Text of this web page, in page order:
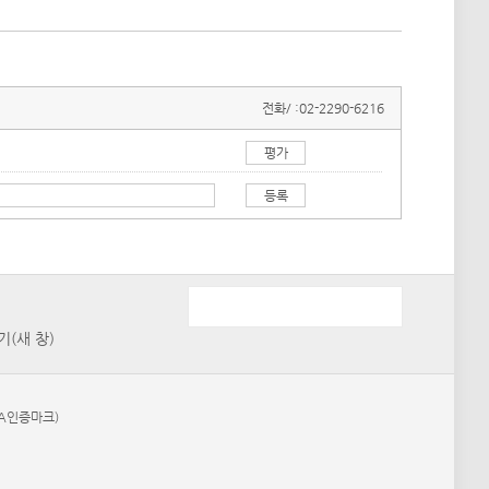
전화/ :02-2290-6216